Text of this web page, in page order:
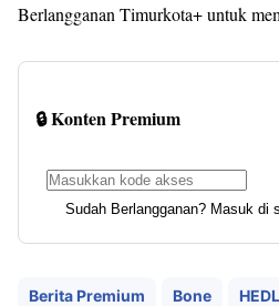
Berlangganan Timurkota+ untuk
🔒 Konten Premium
Sudah Berlangganan? Masuk di
Berita Premium Bone